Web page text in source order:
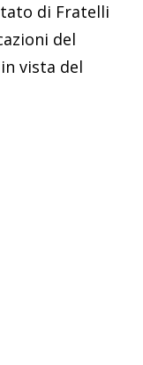
di Fratelli
del
vista del